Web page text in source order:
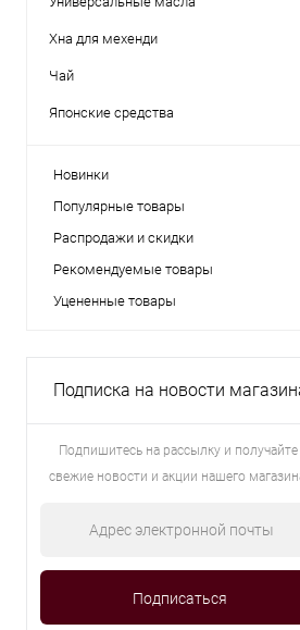
Хна для мехенди
Чай
Японские средства
Новинки
Популярные товары
Распродажи и скидки
Рекомендуемые товары
Уцененные товары
Подписка на новости
Подпишитесь на рассылку и получайте
свежие новости и акции нашего